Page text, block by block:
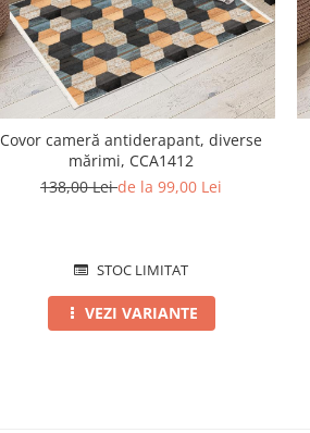
Covor cameră antiderapant, diverse
mărimi, CCA1412
138,00 Leide la 99,00 Lei
STOC LIMITAT
VEZI VARIANTE